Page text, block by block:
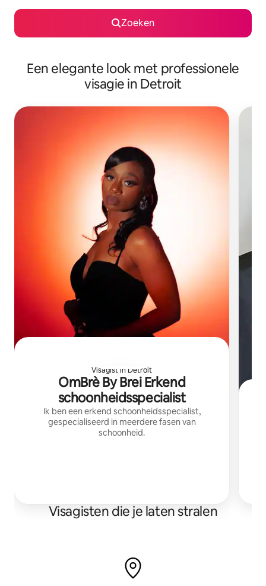
Zoeken
Een elegante look met professionele
visagie in Detroit
Visagist in Detroit
OmBrè By Brei Erkend
schoonheidsspecialist
Ik ben een erkend schoonheidsspecialist,
gespecialiseerd in meerdere fasen van
schoonheid.
Visagisten die je laten stralen